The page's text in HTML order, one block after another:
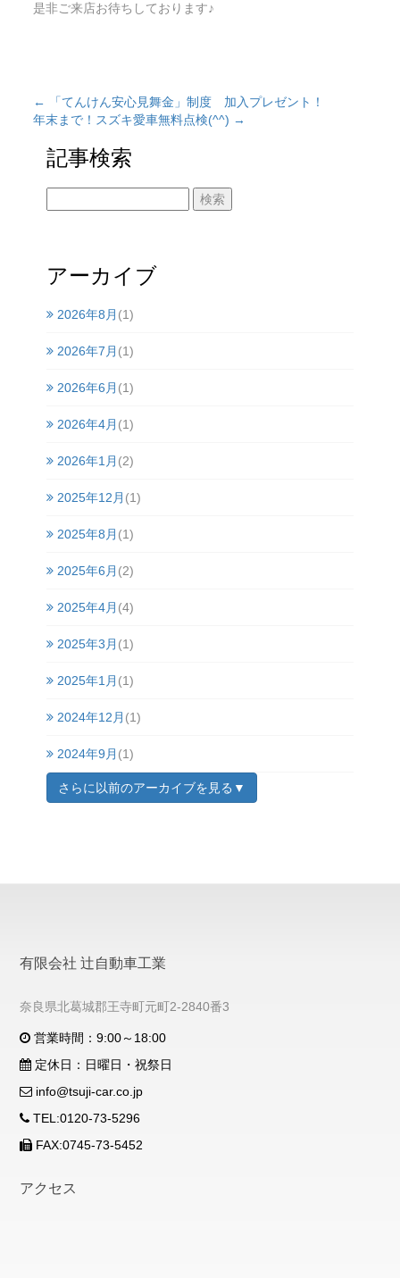
是非ご来店お待ちしております♪
←
「てんけん安心見舞金」制度 加入プレゼント！
年末まで！スズキ愛車無料点検(^^) →
記事検索
アーカイブ
2026年8月 (1)
2026年7月 (1)
2026年6月 (1)
2026年4月 (1)
2026年1月 (2)
2025年12月 (1)
2025年8月 (1)
2025年6月 (2)
2025年4月 (4)
2025年3月 (1)
2025年1月 (1)
2024年12月 (1)
2024年9月 (1)
さらに以前のアーカイブを見る▼
有限会社 辻自動車工業
奈良県北葛城郡王寺町元町2-2840番3
営業時間：9:00～18:00
定休日：日曜日・祝祭日
info@tsuji-car.co.jp
TEL:0120-73-5296
FAX:0745-73-5452
アクセス